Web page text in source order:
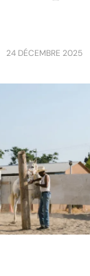
24 DÉCEMBRE 2025